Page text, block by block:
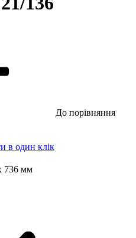
До порівняння
в один клік
736 мм